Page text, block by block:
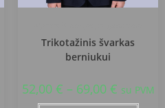
Trikotažinis švarkas
berniukui
52,00 € – 69,00 € su PVM